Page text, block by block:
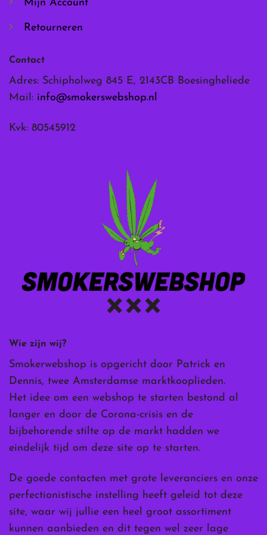
Wie zijn wij?
Smokerwebshop is opgericht door Patrick en
Dennis, twee Amsterdamse marktkooplieden.
Het idee om een webshop te starten bestond al
langer en door de Corona-crisis en de
bijbehorende stilte op de markt hadden we
eindelijk tijd om deze site op te starten.
De goede contacten met grote leveranciers en onze
perfectionistische instelling heeft geleid tot deze
site, waar wij jullie een heel groot assortiment
kunnen aanbieden en dit tegen wel zeer lage
Mijn Account
Retourneren
Contact
Adres: Schipholweg 845 E, 2143CB Boesingheliede
Mail: info@smokerswebshop.nl
Kvk: 80545912